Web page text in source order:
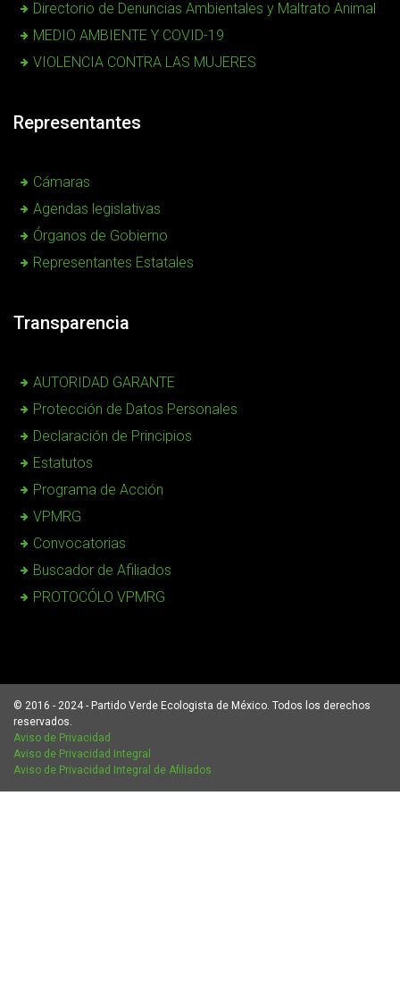
Directorio de Denuncias Ambientales y Maltrato Animal
MEDIO AMBIENTE Y COVID-19
VIOLENCIA CONTRA LAS MUJERES
Representantes
Cámaras
Agendas legislativas
Órganos de Gobierno
Representantes Estatales
Transparencia
AUTORIDAD GARANTE
Protección de Datos Personales
Declaración de Principios
Estatutos
Programa de Acción
VPMRG
Convocatorias
Buscador de Afiliados
PROTOCÓLO VPMRG
© 2016 - 2024 - Partido Verde Ecologista de México. Todos los derechos
reservados.
Aviso de Privacidad
Aviso de Privacidad Integral
Aviso de Privacidad Integral de Afiliados